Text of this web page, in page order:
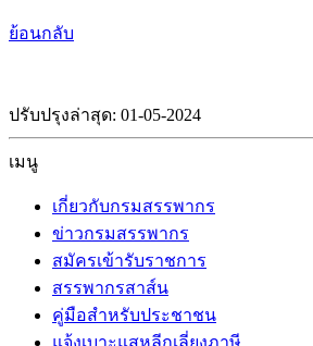
ย้อนกลับ
ปรับปรุงล่าสุด: 01-05-2024
เมนู
เกี่ยวกับกรมสรรพากร
ข่าวกรมสรรพากร
สมัครเข้ารับราชการ
สรรพากรสาส์น
คู่มือสำหรับประชาชน